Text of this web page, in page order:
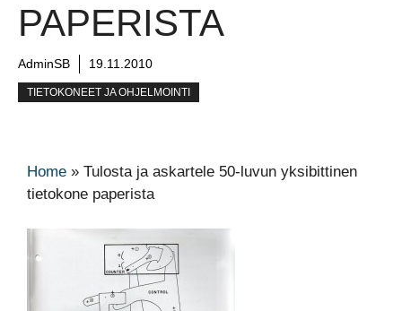
PAPERISTA
AdminSB 19.11.2010
TIETOKONEET JA OHJELMOINTI
Home » Tulosta ja askartele 50-luvun yksibittinen
tietokone paperista